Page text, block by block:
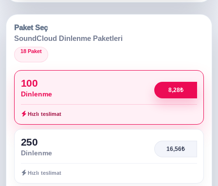
Paket Seç
SoundCloud Dinlenme Paketleri
18 Paket
100
Dinlenme 8,28₺
Hızlı teslimat
250
Dinlenme 16,56₺
Hızlı teslimat